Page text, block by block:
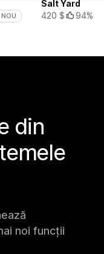
NOU
Salt Yard
420 $
94%
din
noi funcții